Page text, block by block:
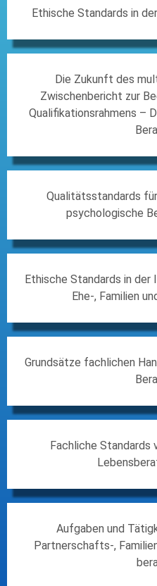
Ethische Standards in
Die Zukunft des
Zwischenbericht zur
Qualifikationsrahmens –
Qualitätsstandards
psychologische
Ethische Standards in
Ehe-, Familien
Grundsätze fachlichen
Fachliche Standards
Aufgaben und
Partnerschafts-,